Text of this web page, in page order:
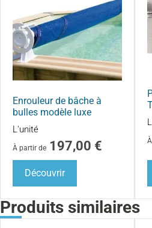
Enrouleur de bâche à
bulles modèle luxe
L'unité
À partir de 197,00 €
Découvrir
Produits similaires